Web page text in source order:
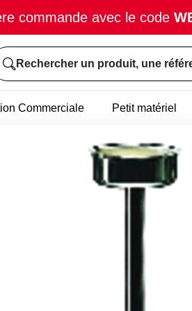
commande avec le code
Rechercher un produit, une
Commerciale Petit matériel